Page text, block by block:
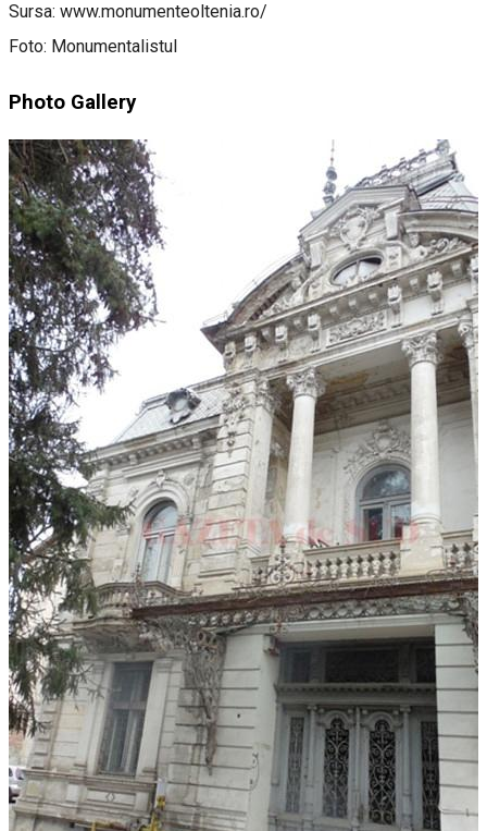
Sursa: www.monumenteoltenia.ro/
Foto: Monumentalistul
Photo Gallery